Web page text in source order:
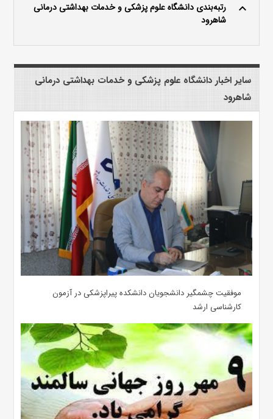
keyboard_arrow_up
رتبه‌بندی دانشگاه علوم پزشکی و خدمات بهداشتی درمانی
شاهرود
سایر اخبار دانشگاه علوم پزشکی و خدمات بهداشتی درمانی
شاهرود
موفقیت چشمگیر دانشجویان دانشکده پیراپزشکی در آزمون
کارشناسی ارشد